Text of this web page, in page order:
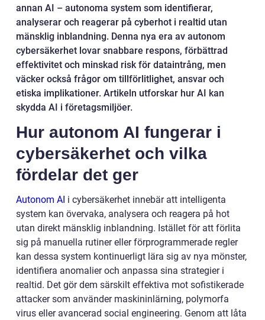
annan AI – autonoma system som identifierar,
analyserar och reagerar på cyberhot i realtid utan
mänsklig inblandning. Denna nya era av autonom
cybersäkerhet lovar snabbare respons, förbättrad
effektivitet och minskad risk för dataintrång, men
väcker också frågor om tillförlitlighet, ansvar och
etiska implikationer. Artikeln utforskar hur AI kan
skydda AI i företagsmiljöer.
Hur autonom AI fungerar i
cybersäkerhet och vilka
fördelar det ger
Autonom AI i cybersäkerhet innebär att intelligenta
system kan övervaka, analysera och reagera på hot
utan direkt mänsklig inblandning. Istället för att förlita
sig på manuella rutiner eller förprogrammerade regler
kan dessa system kontinuerligt lära sig av nya mönster,
identifiera anomalier och anpassa sina strategier i
realtid. Det gör dem särskilt effektiva mot sofistikerade
attacker som använder maskininlärning, polymorfa
virus eller avancerad social engineering. Genom att låta